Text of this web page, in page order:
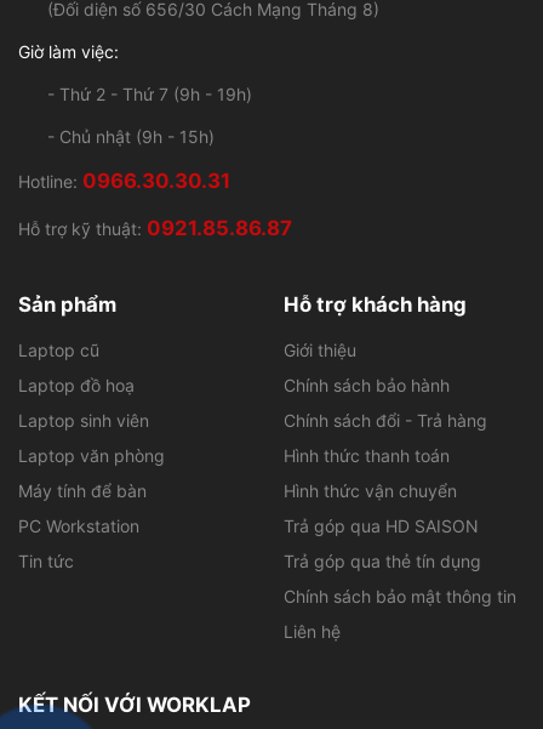
(Đối diện số 656/30 Cách Mạng Tháng 8)
Giờ làm việc:
- Thứ 2 - Thứ 7 (9h - 19h)
- Chủ nhật (9h - 15h)
Hotline: 0966.30.30.31
Hỗ trợ kỹ thuật: 0921.85.86.87
Sản phẩm
Laptop cũ
Laptop đồ hoạ
Laptop sinh viên
Laptop văn phòng
Máy tính để bàn
PC Workstation
Tin tức
Hỗ trợ khách hàng
Giới thiệu
Chính sách bảo hành
Chính sách đổi - Trả hàng
Hình thức thanh toán
Hình thức vận chuyển
Trả góp qua HD SAISON
Trả góp qua thẻ tín dụng
Chính sách bảo mật thông tin
Liên hệ
KẾT NỐI VỚI WORKLAP